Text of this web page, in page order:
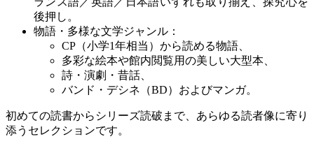
後押し。
物語・多様な文学ジャンル：
CP （小学1年相当）から読める物語、
多彩な絵本や館内閲覧用の美しい大型本、
詩・演劇・昔話、
バンド・デシネ（BD）およびマンガ。
初めての読書からシリーズ読破まで、あらゆる読者像に寄り
添うセレクションです。